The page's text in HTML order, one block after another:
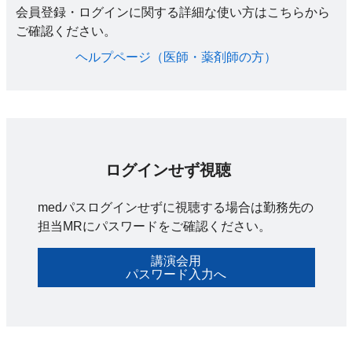
会員登録・ログインに関する詳細な使い方はこちらから
ご確認ください。​
ヘルプページ（医師・薬剤師の方）​
ログインせず視聴
medパスログインせずに視聴する場合は勤務先の
担当MRにパスワードをご確認ください。
講演会用
パスワード入力へ